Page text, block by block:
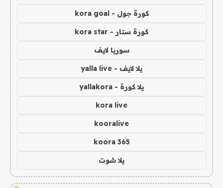
كورة جول - kora goal
كورة ستار - kora star
سوريا لايف
يلا لايف - yalla live
يلا كورة - yallakora
kora live
kooralive
koora 365
يلا شوت